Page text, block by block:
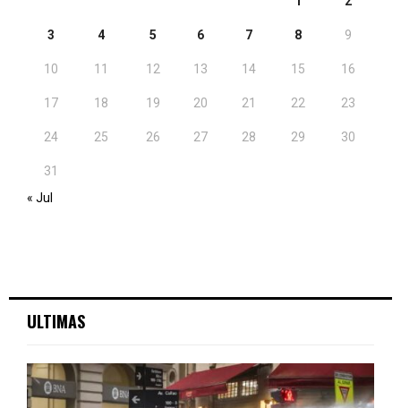
3 4 5 6 7 8 9
10 11 12 13 14 15 16
17 18 19 20 21 22 23
24 25 26 27 28 29 30
31
« Jul
ULTIMAS